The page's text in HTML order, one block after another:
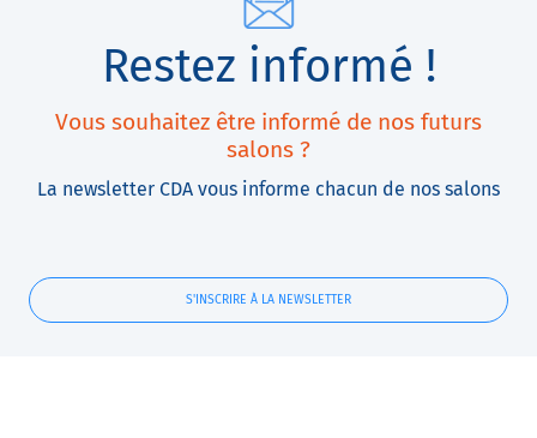
Restez informé !
Vous souhaitez être informé de nos futurs
salons ?
La newsletter CDA vous informe chacun de nos salons
S'INSCRIRE À LA NEWSLETTER